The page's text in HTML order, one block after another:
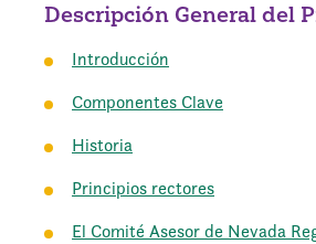
Descripción General del
Introducción
Componentes Clave
Historia
Principios rectores
El Comité Asesor de Nevada